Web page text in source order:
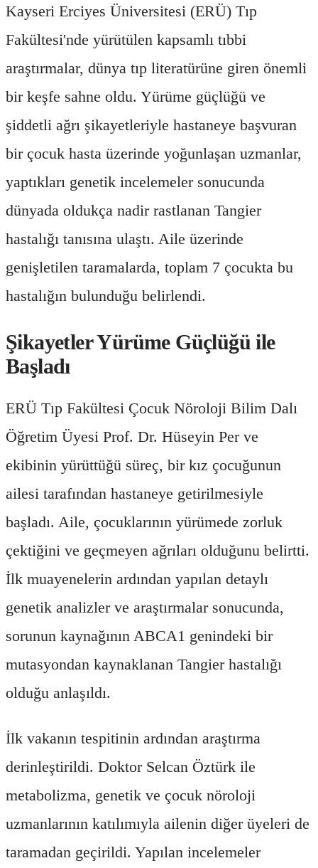
Kayseri Erciyes Üniversitesi (ERÜ) Tıp
Fakültesi'nde yürütülen kapsamlı tıbbi
araştırmalar, dünya tıp literatürüne giren önemli
bir keşfe sahne oldu. Yürüme güçlüğü ve
şiddetli ağrı şikayetleriyle hastaneye başvuran
bir çocuk hasta üzerinde yoğunlaşan uzmanlar,
yaptıkları genetik incelemeler sonucunda
dünyada oldukça nadir rastlanan Tangier
hastalığı tanısına ulaştı. Aile üzerinde
genişletilen taramalarda, toplam 7 çocukta bu
hastalığın bulunduğu belirlendi.
Şikayetler Yürüme Güçlüğü ile
Başladı
ERÜ Tıp Fakültesi Çocuk Nöroloji Bilim Dalı
Öğretim Üyesi Prof. Dr. Hüseyin Per ve
ekibinin yürüttüğü süreç, bir kız çocuğunun
ailesi tarafından hastaneye getirilmesiyle
başladı. Aile, çocuklarının yürümede zorluk
çektiğini ve geçmeyen ağrıları olduğunu belirtti.
İlk muayenelerin ardından yapılan detaylı
genetik analizler ve araştırmalar sonucunda,
sorunun kaynağının ABCA1 genindeki bir
mutasyondan kaynaklanan Tangier hastalığı
olduğu anlaşıldı.
İlk vakanın tespitinin ardından araştırma
derinleştirildi. Doktor Selcan Öztürk ile
metabolizma, genetik ve çocuk nöroloji
uzmanlarının katılımıyla ailenin diğer üyeleri de
taramadan geçirildi. Yapılan incelemeler